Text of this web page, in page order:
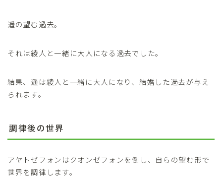
遥の望む過去。
それは綾人と一緒に大人になる過去でした。
結果、遥は綾人と一緒に大人になり、結婚した過去が与え
られます。
調律後の世界
アヤトゼフォンはクオンゼフォンを倒し、自らの望む形で
世界を調律します。